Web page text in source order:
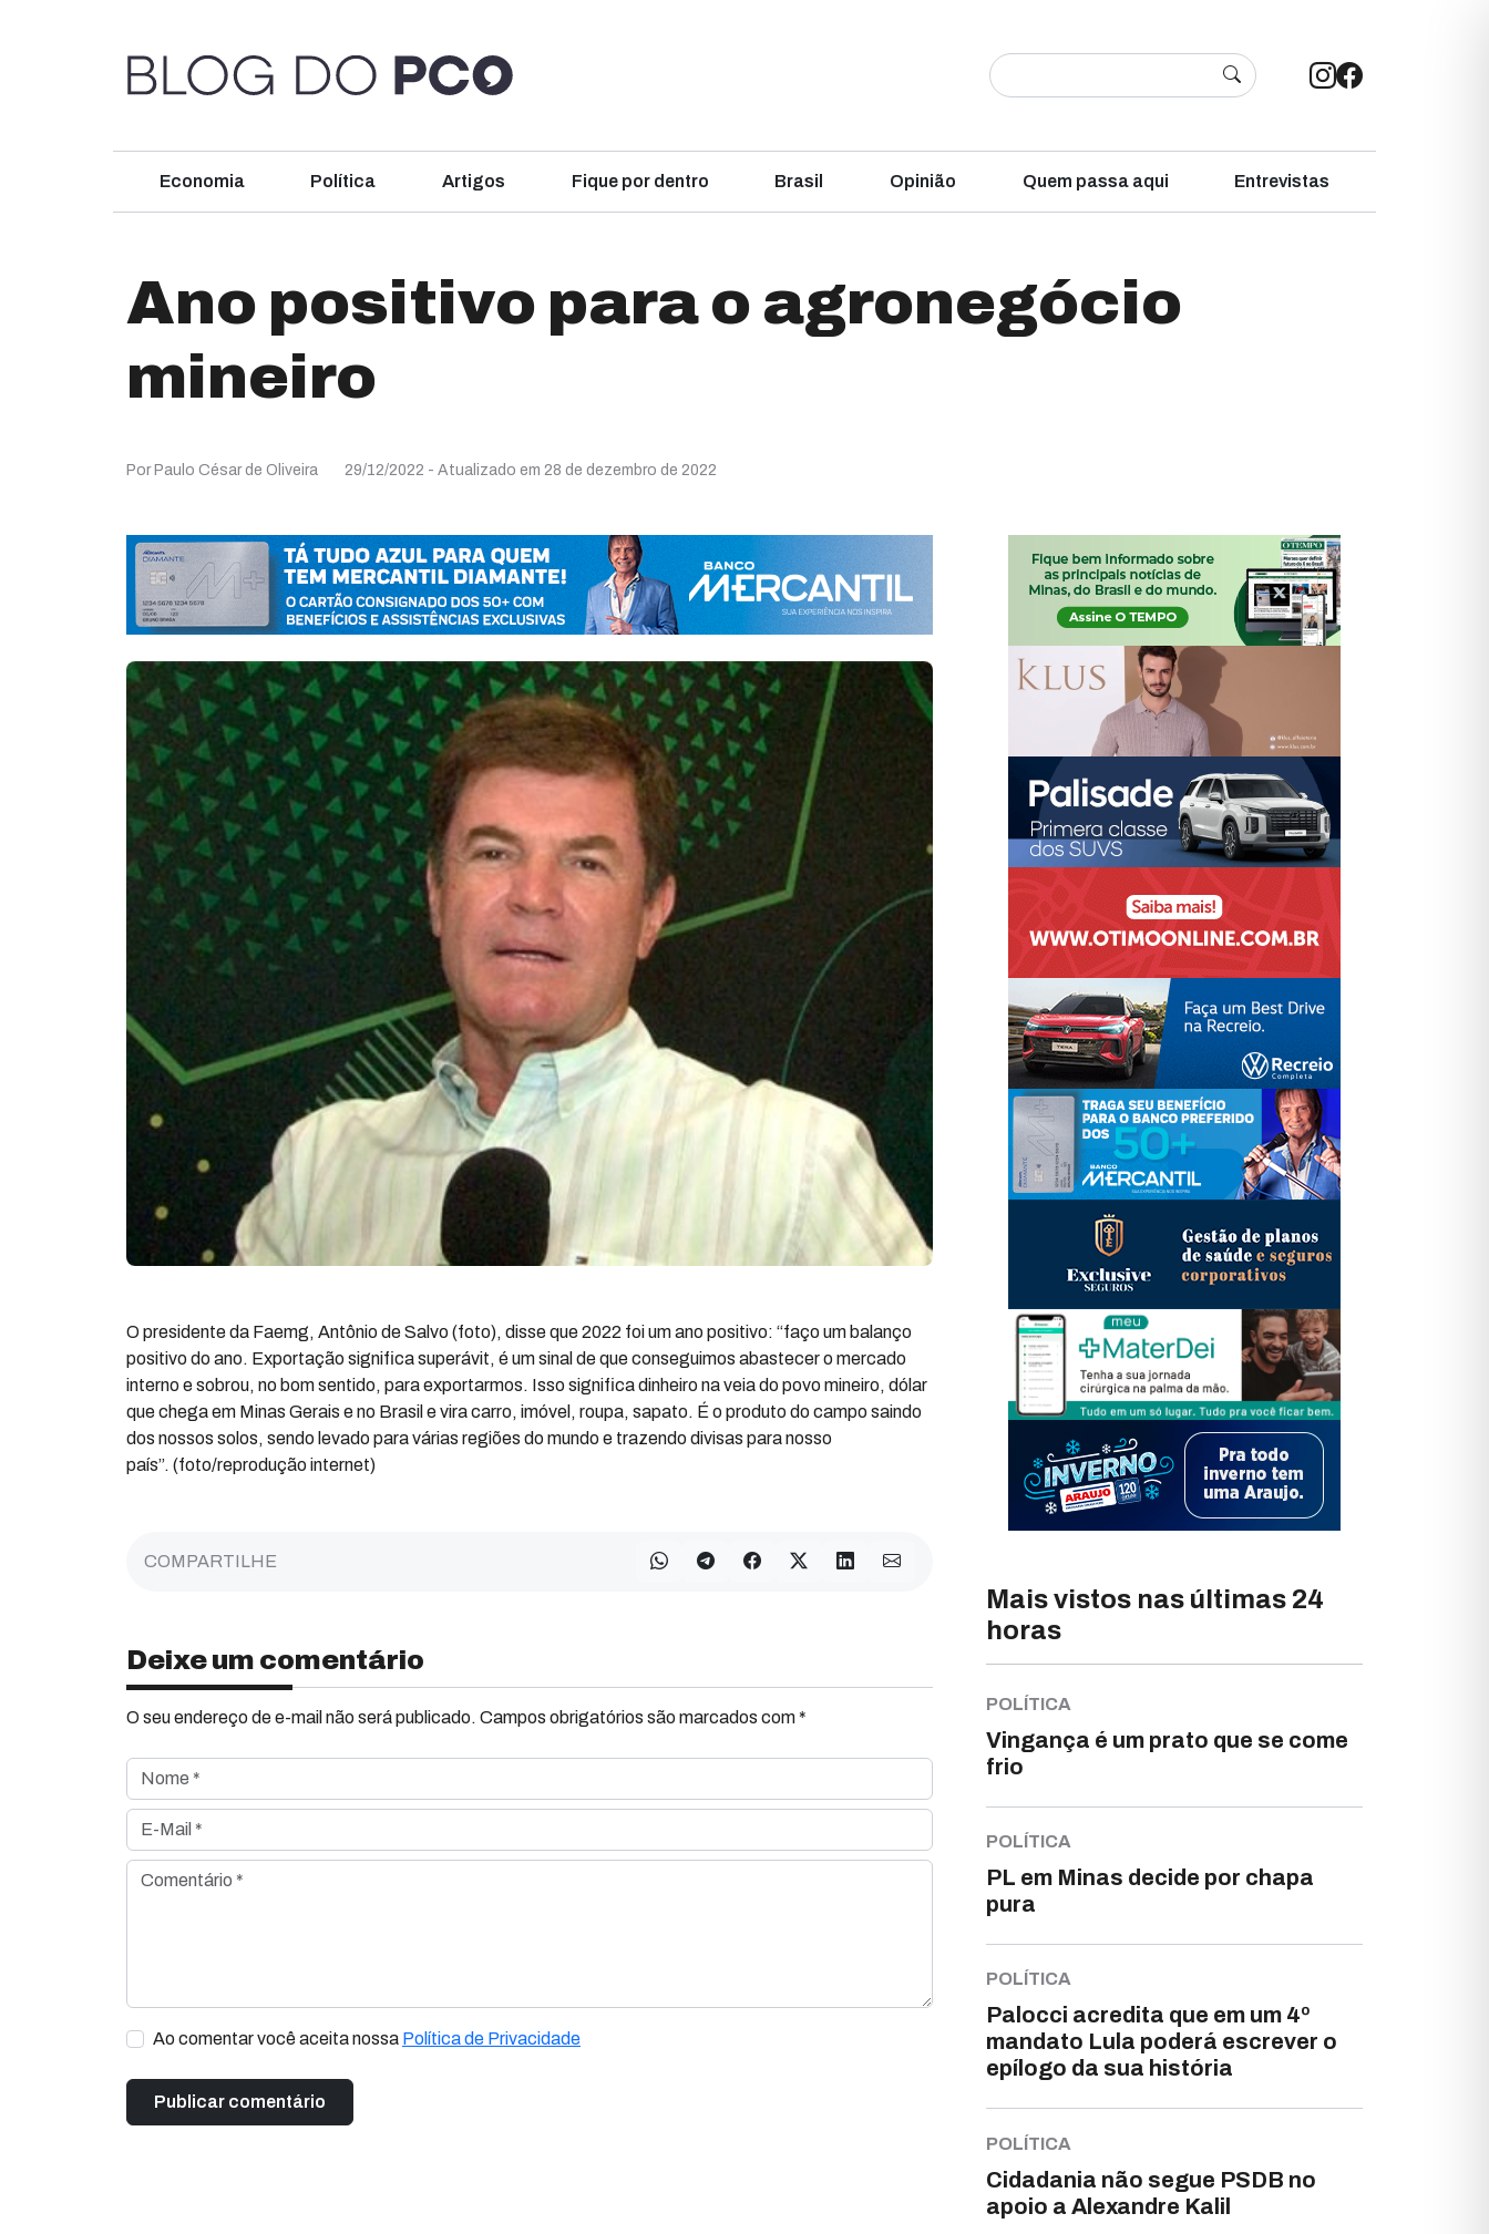
Economia Política Artigos Fique por dentro Brasil Opinião Quem passa aqui Entrevistas
Ano positivo para o agronegócio
mineiro
Por Paulo César de Oliveira 29/12/2022 - Atualizado em 28 de dezembro de 2022
O presidente da Faemg, Antônio de Salvo (foto), disse que 2022 foi um ano positivo: “faço um balanço
positivo do ano. Exportação significa superávit, é um sinal de que conseguimos abastecer o mercado
interno e sobrou, no bom sentido, para exportarmos. Isso significa dinheiro na veia do povo mineiro, dólar
que chega em Minas Gerais e no Brasil e vira carro, imóvel, roupa, sapato. É o produto do campo saindo
dos nossos solos, sendo levado para várias regiões do mundo e trazendo divisas para nosso
país”. (foto/reprodução internet)
COMPARTILHE
Deixe um comentário
O seu endereço de e-mail não será publicado. Campos obrigatórios são marcados com *
Nome *
E-Mail *
Comentário *
Ao comentar você aceita nossa Política de Privacidade
Mais vistos nas últimas 24
horas
POLÍTICA
Vingança é um prato que se come
frio
POLÍTICA
PL em Minas decide por chapa
pura
POLÍTICA
Palocci acredita que em um 4º
mandato Lula poderá escrever o
epílogo da sua história
POLÍTICA
Cidadania não segue PSDB no
apoio a Alexandre Kalil